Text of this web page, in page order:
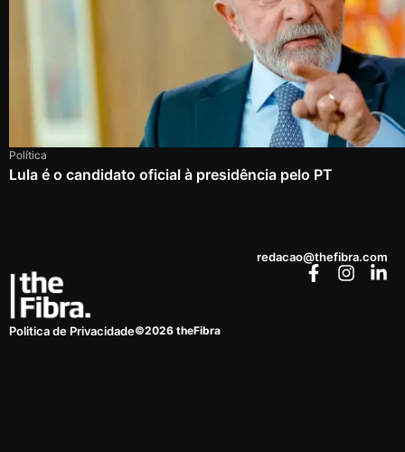
Política
Lula é o candidato oficial à presidência pelo PT
redacao@thefibra.com
Politica de Privacidade©2026 theFibra